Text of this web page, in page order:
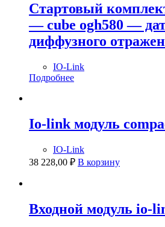
Стартовый
— cube ogh580 —
диффузного
IO-Link
Подробнее
Io-link модуль
IO-Link
38 228,00 ₽ В корзину
Входной модуль io-